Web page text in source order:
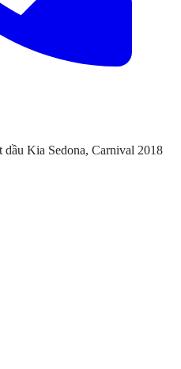
dầu Kia Sedona, Carnival 2018